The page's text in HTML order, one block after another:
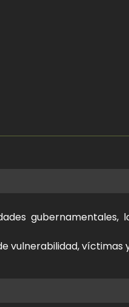
gubernamentales,
vulnerabilidad, víctimas